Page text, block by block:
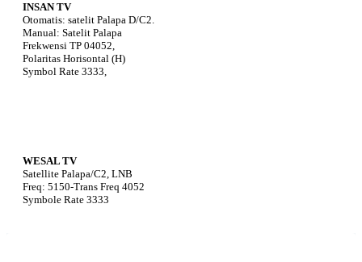
INSAN TV
Otomatis: satelit Palapa D/C2.
Manual: Satelit Palapa
Frekwensi TP 04052,
Polaritas Horisontal (H)
Symbol Rate 3333,
WESAL TV
Satellite Palapa/C2, LNB
Freq: 5150-Trans Freq 4052
Symbole Rate 3333